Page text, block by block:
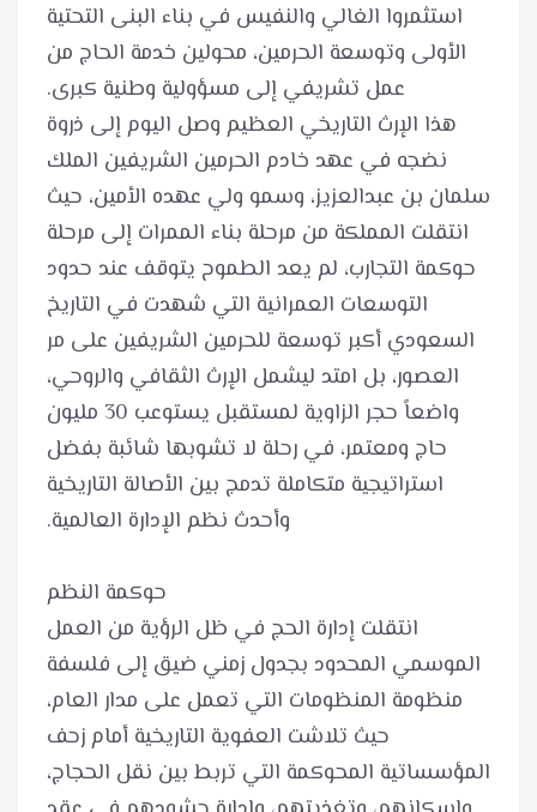
استثمروا الغالي والنفيس في بناء البنى التحتية
الأولى وتوسعة الحرمين، محولين خدمة الحاج من
هذا الإرث التاريخي العظيم وصل اليوم إلى ذروة
نضجه في عهد خادم الحرمين الشريفين الملك
سلمان بن عبدالعزيز، وسمو ولي عهده الأمين، حيث
انتقلت المملكة من مرحلة بناء الممرات إلى مرحلة
حوكمة التجارب، لم يعد الطموح يتوقف عند حدود
التوسعات العمرانية التي شهدت في التاريخ
السعودي أكبر توسعة للحرمين الشريفين على مر
العصور، بل امتد ليشمل الإرث الثقافي والروحي،
واضعاً حجر الزاوية لمستقبل يستوعب 30 مليون
حاج ومعتمر، في رحلة لا تشوبها شائبة بفضل
استراتيجية متكاملة تدمج بين الأصالة التاريخية
انتقلت إدارة الحج في ظل الرؤية من العمل
الموسمي المحدود بجدول زمني ضيق إلى فلسفة
منظومة المنظومات التي تعمل على مدار العام،
حيث تلاشت العفوية التاريخية أمام زحف
المؤسساتية المحوكمة التي تربط بين نقل الحجاج،